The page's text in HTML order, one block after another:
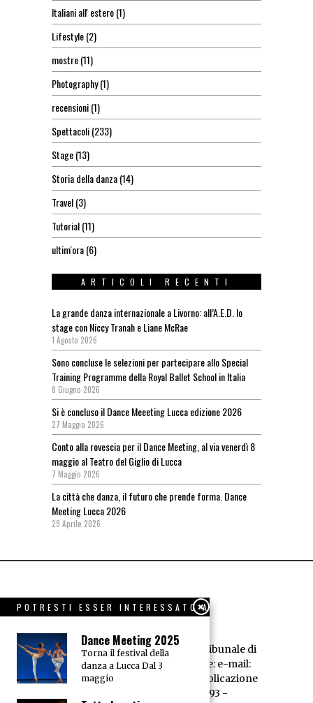
Italiani all' estero(1)
Lifestyle(2)
mostre(11)
Photography(1)
recensioni(1)
Spettacoli(233)
Stage(13)
Storia della danza(14)
Travel(3)
Tutorial(11)
ultim'ora(6)
ARTICOLI RECENTI
La grande danza internazionale a Livorno: all’A.E.D. lo
stage con Niccy Tranah e Liane McRae
1 Agosto 2026
Sono concluse le selezioni per partecipare allo Special
Training Programme della Royal Ballet School in Italia
8 Giugno 2026
Si è concluso il Dance Meeeting Lucca edizione 2026
27 Maggio 2026
Conto alla rovescia per il Dance Meeting, al via venerdì 8
maggio al Teatro del Giglio di Lucca
7 Maggio 2026
La città che danza, il futuro che prende forma. Dance
Meeting Lucca 2026
29 Aprile 2026
Dance News - Registrazione Tribunale di
Livorno n° 594/95 - Redazione: e-mail:
redazione@dancenews.it
Pubblicazione
dell'A.E.D. P.IVA 01066520493 -
POTRESTI ESSER INTERESSATO A
Dance Meeting 2025
Torna il festival della
danza a Lucca Dal 3
maggio